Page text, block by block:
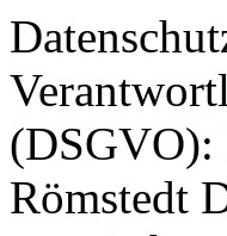
(DSGVO):
Römstedt